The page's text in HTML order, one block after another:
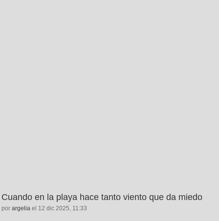
Cuando en la playa hace tanto viento que da miedo
por argelia el 12 dic 2025, 11:33